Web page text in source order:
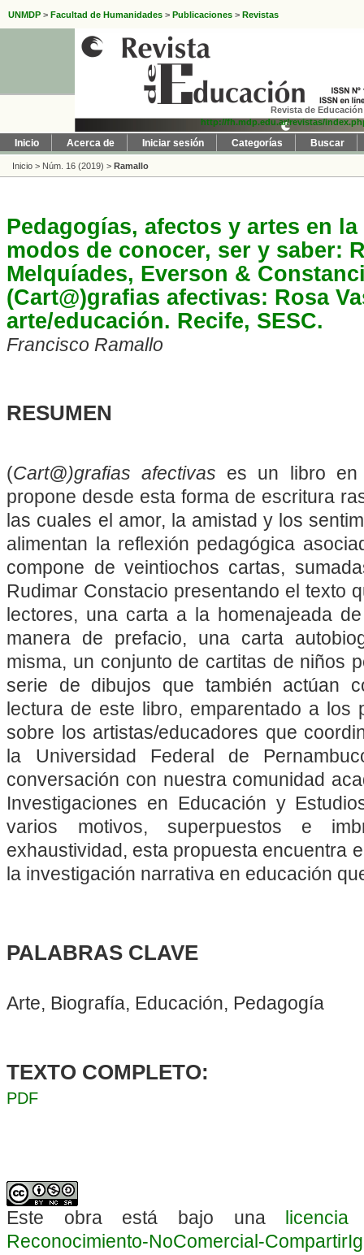
UNMDP > Facultad de Humanidades > Publicaciones > Revistas
Revista de
http://fh.mdp.edu.ar/revistas/
Inicio Acerca de Iniciar sesión Categorías Buscar
Inicio > Núm. 16 (2019) > Ramallo
Pedagogías, afectos y artes en
modos de conocer, ser y saber:
Melquíades, Everson &
(Cart@)grafias afectivas: Rosa
arte/educación. Recife, SESC.
Francisco Ramallo
RESUMEN
(Cart@)grafias afectivas es un libro en
propone desde esta forma de escritura
las cuales el amor, la amistad y los
alimentan la reflexión pedagógica
compone de veintiochos cartas,
Rudimar Constacio presentando el texto
lectores, una carta a la homenajeada
manera de prefacio, una carta
misma, un conjunto de cartitas de niños
serie de dibujos que también actúan
lectura de este libro, emparentado a los
sobre los artistas/educadores que
la Universidad Federal de
conversación con nuestra comunidad
Investigaciones en Educación y
varios motivos, superpuestos e
exhaustividad, esta propuesta encuentra
la investigación narrativa en educación
PALABRAS CLAVE
Arte, Biografía, Educación, Pedagogía
TEXTO COMPLETO:
PDF
Este obra está bajo una
Reconocimiento-NoComercial-